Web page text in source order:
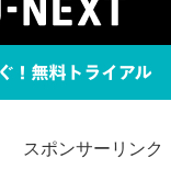
スポンサーリンク